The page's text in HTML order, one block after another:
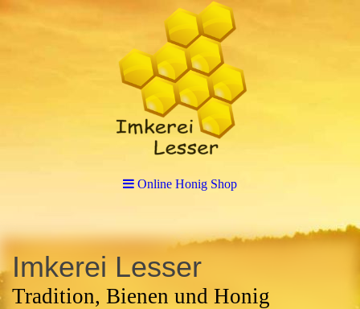
Online Honig Shop
Imkerei Lesser
Tradition, Bienen und Honig